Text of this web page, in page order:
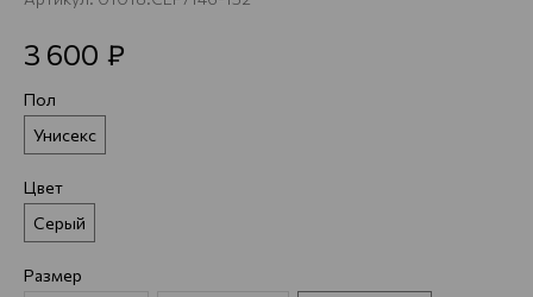
3 600 ₽
Пол
Унисекс
Цвет
Серый
Размер